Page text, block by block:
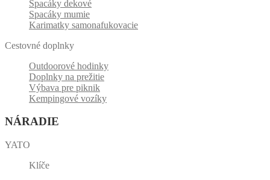
Spacáky dekové
Spacáky mumie
Karimatky samonafukovacie
Cestovné doplnky
Outdoorové hodinky
Doplnky na prežitie
Výbava pre piknik
Kempingové vozíky
NÁRADIE
YATO
Klíče